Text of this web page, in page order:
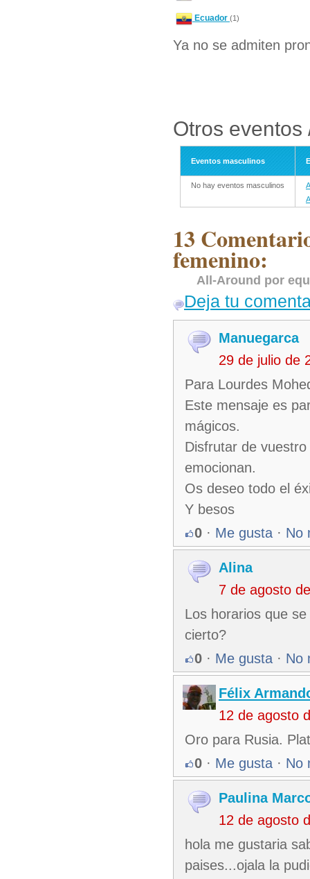
Ecuador (1)
Ya no se admiten
Otros
Eventos masculinos
No hay eventos masculinos
13
femenino:
All-Around por
Deja tu
Manuegarca
29 de julio de
Para Lourdes
Este mensaje es
mágicos.
Disfrutar de
emocionan.
Os deseo todo el
Y besos
0 · Me gusta · No
Alina
7 de agosto
Los horarios que
cierto?
0 · Me gusta · No
Félix
12 de agosto
Oro para Rusia.
0 · Me gusta · No
Paulina
12 de agosto
hola me gustaria
paises...ojala la